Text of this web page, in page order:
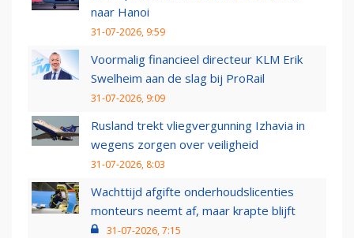
naar Hanoi
31-07-2026, 9:59
Voormalig financieel directeur KLM Erik
Swelheim aan de slag bij ProRail
31-07-2026, 9:09
Rusland trekt vliegvergunning Izhavia in
wegens zorgen over veiligheid
31-07-2026, 8:03
Wachttijd afgifte onderhoudslicenties
monteurs neemt af, maar krapte blijft
31-07-2026, 7:15